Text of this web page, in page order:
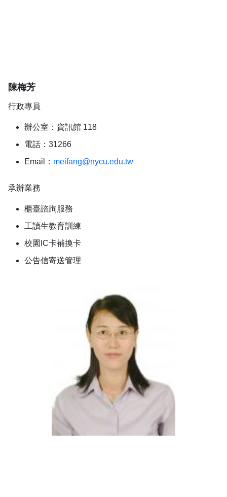
陳梅芳
行政專員
辦公室：資訊館 118
電話：31266
Email： meifang@nycu.edu.tw
承辦業務
櫃臺諮詢服務
工讀生教育訓練
校園IC卡補換卡
公告信寄送管理